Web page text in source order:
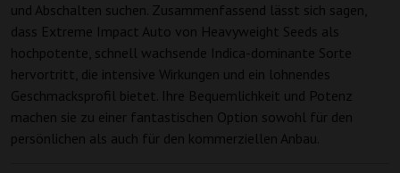
und Abschalten suchen. Zusammenfassend lässt sich sagen,
dass Extreme Impact Auto von Heavyweight Seeds als
hochpotente, schnell wachsende Indica-dominante Sorte
hervortritt, die intensive Wirkungen und ein lohnendes
Geschmacksprofil bietet. Ihre Bequemlichkeit und Potenz
machen sie zu einer fantastischen Option sowohl für den
persönlichen als auch für den kommerziellen Anbau.